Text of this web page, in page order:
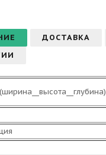
ДОСТАВКА